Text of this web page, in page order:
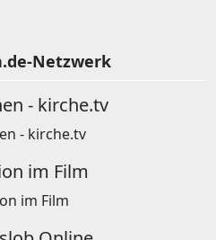
Netzwerk
- kirche.tv
im Film